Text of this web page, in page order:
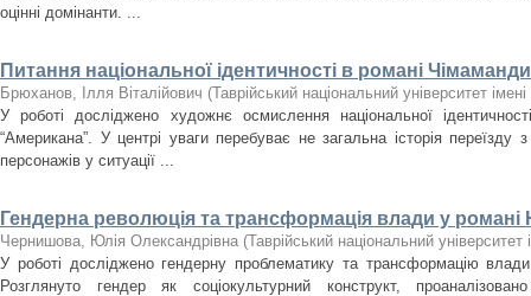
оцінні домінанти. ...
Питання національної ідентичності в романі
Брюханов, Ілля Віталійович (Таврійський національний університет
У роботі досліджено художнє осмислення національної
“Американа”. У центрі уваги перебуває не загальна історія
персонажів у ситуації ...
Гендерна революція та трансформація влади у
Чернишова, Юлія Олександрівна (Таврійський національний
У роботі досліджено гендерну проблематику та трансформацію
Розглянуто гендер як соціокультурний конструкт,